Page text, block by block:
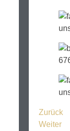
Zurück
Weiter